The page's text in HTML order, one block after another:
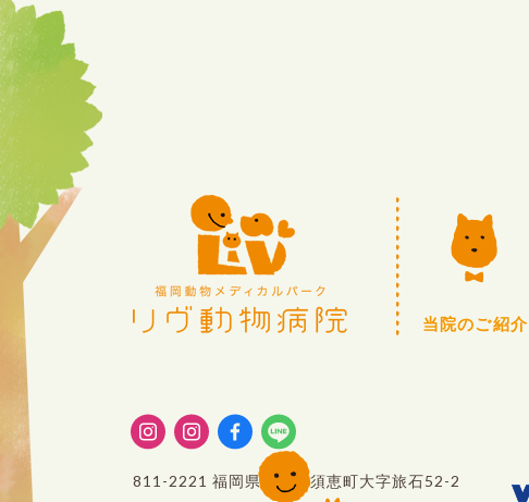
当院のご紹介
811-2221 福岡県糟屋郡須恵町大字旅石52-2